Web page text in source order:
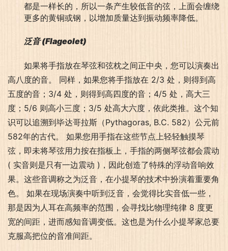
都是一样长的，所以一条产生较低音的弦，上面会缠绕
更多的黄铜或钢，以增加质量达到振动频率降低。
泛音 (Flageolet)
如果将手指放在琴弦和弦枕之间正中央，您可以演奏出
高八度的音。 同样，如果您将手指放在 2/3 处，则得到高
五度的音；3/4 处，则得到高四度的音；4/5 处，高大三
度；5/6 则高小三度；3/5 处高大六度，依此类推。这个知
识可以追溯到毕达哥拉斯（Pythagoras, B.C. 582）公元前
582年的古代。 如果您用手指在这些节点上轻轻触摸琴
弦，即未将琴弦用力按在指板上，手指的两侧琴弦都会震动
( 实音则是只有一边震动 )，因此创造了特殊的浮动音响效
果。这些音调称之为泛音，在小提琴的技术中扮演着重要角
色。 如果在现场演奏中听到泛音，会觉得比实音低一些，
那是因为人耳在高频率的范围，会寻找比物理纯律 8 度更
宽的间距，进而感知音调变低。这也是为什么小提琴家总要
克服高把位的音准间距。